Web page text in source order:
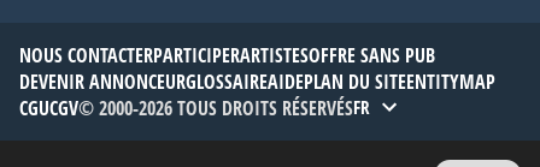
NOUS CONTACTERPARTICIPERARTISTESOFFRE SANS PUB
DEVENIR ANNONCEURGLOSSAIREAIDEPLAN DU SITEENTITYMAP
CGUCGV© 2000-2026 TOUS DROITS RÉSERVÉSFR